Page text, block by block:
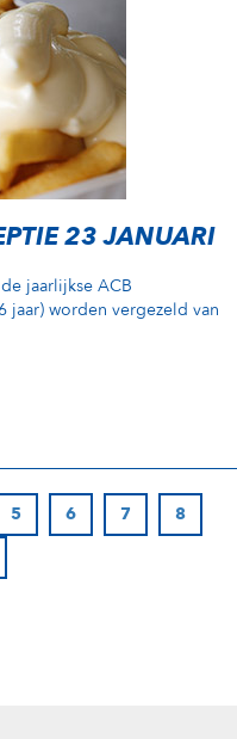
23 JANUARI
jaarlijkse ACB
jaar) worden vergezeld van
5 6 7
8